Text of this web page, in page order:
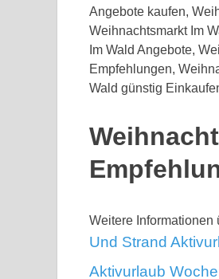
Angebote kaufen,
Weihnachtsmarkt Im
Im Wald Angebote,
Empfehlungen,
Wald günstig
Weitere Informationen
Und Strand
Aktivurlaub